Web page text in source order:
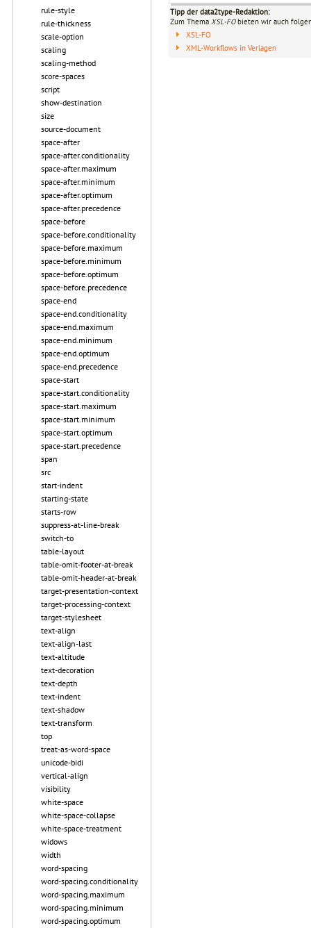
rule-style
rule-thickness
scale-option
scaling
scaling-method
score-spaces
script
show-destination
size
source-document
space-after
space-after.conditionality
space-after.maximum
space-after.minimum
space-after.optimum
space-after.precedence
space-before
space-before.conditionality
space-before.maximum
space-before.minimum
space-before.optimum
space-before.precedence
space-end
space-end.conditionality
space-end.maximum
space-end.minimum
space-end.optimum
space-end.precedence
space-start
space-start.conditionality
space-start.maximum
space-start.minimum
space-start.optimum
space-start.precedence
span
src
start-indent
starting-state
starts-row
suppress-at-line-break
switch-to
table-layout
table-omit-footer-at-break
table-omit-header-at-break
target-presentation-context
target-processing-context
target-stylesheet
text-align
text-align-last
text-altitude
text-decoration
text-depth
text-indent
text-shadow
text-transform
top
treat-as-word-space
unicode-bidi
vertical-align
visibility
white-space
white-space-collapse
white-space-treatment
widows
width
word-spacing
word-spacing.conditionality
word-spacing.maximum
word-spacing.minimum
word-spacing.optimum
Tipp der data2type-Redaktion:
Zum Thema XSL-FObieten wir auch
XSL-FO
XML-Workflows in Verlagen